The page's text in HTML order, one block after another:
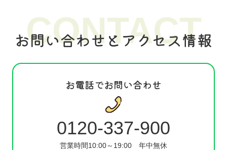
お問い合わせとアクセス情報
CONTACT
お電話でお問い合わせ
0120-337-900
営業時間10:00～19:00 年中無休